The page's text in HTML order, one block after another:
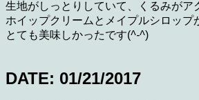
生地がしっとりしていて、くるみがア
ホイップクリームとメイプルシロップ
とても美味しかったです(^-^)
DATE: 01/21/2017